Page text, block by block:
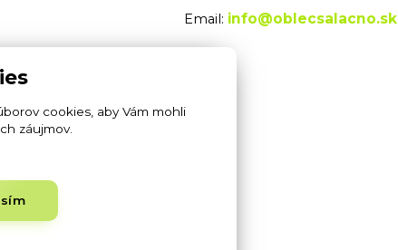
odevy
odevy
Email: info@oblecsalacno.sk
cookies, aby Vám mohli
záujmov.